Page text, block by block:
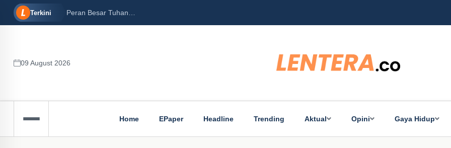
Terkini
12/2024) Peran Besar Tuhan…
09 August 2026
Home EPaper Headline Trending Aktual Opini Gaya Hidup